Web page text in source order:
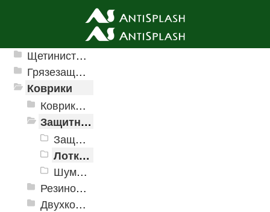
Ячеистые грязезащитные покрытия
Щетинистые покрытия
Грязезащитные, влаговпитывающие покрытия
Коврики
Коврики влаговпитывающие
Защитные коврики и лотки
Защитный коврик на стол
Лотки для обуви
Шумопоглощающие коврики
Резиновые коврики
Двухкомпонентные коврики